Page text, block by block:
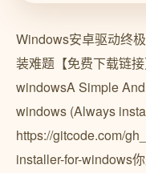
Windows安卓驱动终
装难题【免费下载链
windowsA Simple
windows (Always
https://gitcode.com/
installer-for-windows